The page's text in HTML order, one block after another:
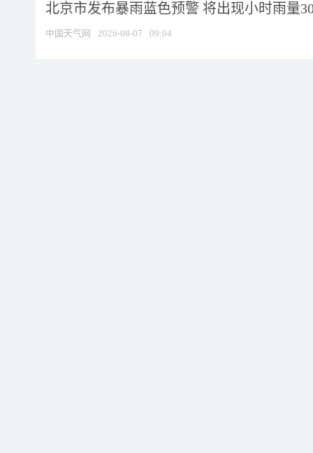
北京市发布暴雨蓝色预警 将出现小时雨量
中国天气网 2026-08-07 09:04